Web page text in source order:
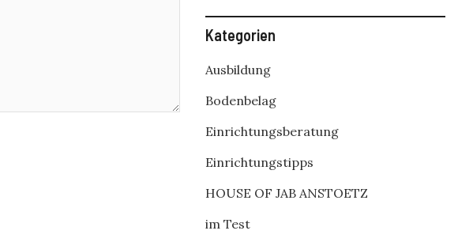
Kategorien
Ausbildung
Bodenbelag
Einrichtungsberatung
Einrichtungstipps
HOUSE OF JAB ANSTOETZ
im Test